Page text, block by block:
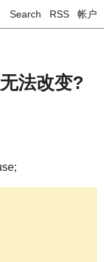
Search RSS 帐户
法改变?